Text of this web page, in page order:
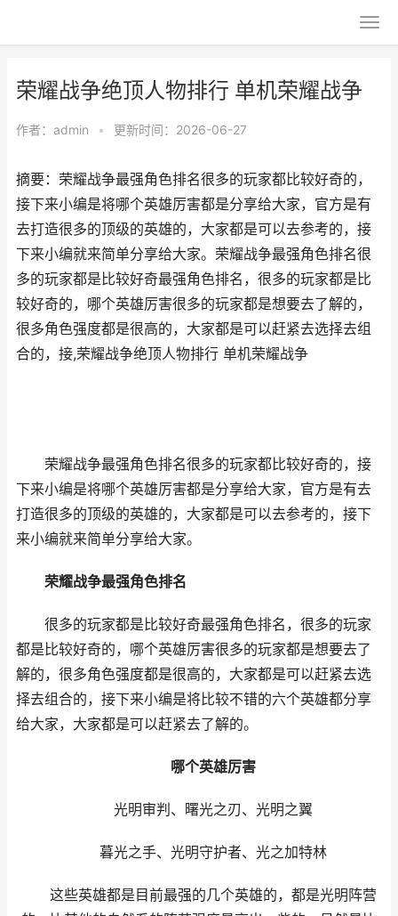
荣耀战争绝顶人物排行 单机荣耀战争
作者： admin • 更新时间：2026-06-27
摘要：荣耀战争最强角色排名很多的玩家都比较好奇的，
接下来小编是将哪个英雄厉害都是分享给大家，官方是有
去打造很多的顶级的英雄的，大家都是可以去参考的，接
下来小编就来简单分享给大家。荣耀战争最强角色排名很
多的玩家都是比较好奇最强角色排名，很多的玩家都是比
较好奇的，哪个英雄厉害很多的玩家都是想要去了解的，
很多角色强度都是很高的，大家都是可以赶紧去选择去组
合的，接,荣耀战争绝顶人物排行 单机荣耀战争
荣耀战争最强角色排名很多的玩家都比较好奇的，接
下来小编是将哪个英雄厉害都是分享给大家，官方是有去
打造很多的顶级的英雄的，大家都是可以去参考的，接下
来小编就来简单分享给大家。
荣耀战争最强角色排名
很多的玩家都是比较好奇最强角色排名，很多的玩家
都是比较好奇的，哪个英雄厉害很多的玩家都是想要去了
解的，很多角色强度都是很高的，大家都是可以赶紧去选
择去组合的，接下来小编是将比较不错的六个英雄都分享
给大家，大家都是可以赶紧去了解的。
哪个英雄厉害
光明审判、曙光之刃、光明之翼
暮光之手、光明守护者、光之加特林
这些英雄都是目前最强的几个英雄的，都是光明阵营